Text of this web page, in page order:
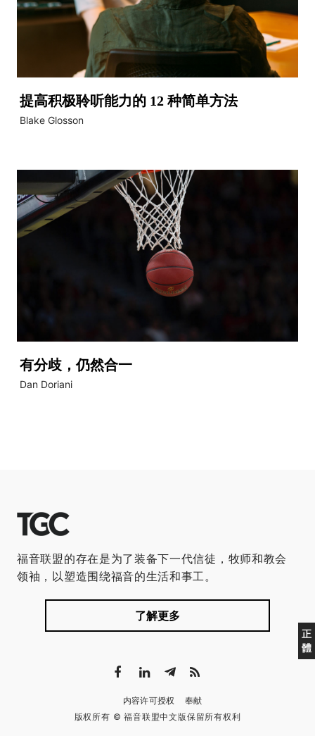
提高积极聆听能力的 12 种简单方法
Blake Glosson
有分歧，仍然合一
Dan Doriani
正
體
福音联盟的存在是为了装备下一代信徒，牧师和教会
领袖，以塑造围绕福音的生活和事工。
了解更多
内容许可授权
奉献
版权所有 © 福音联盟中文版保留所有权利